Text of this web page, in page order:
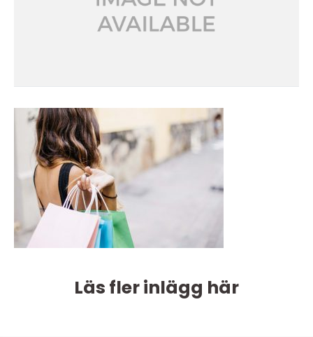
Läs fler inlägg här